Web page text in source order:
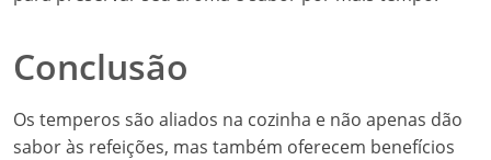
Conclusão
Os temperos são aliados na cozinha e não apenas dão
sabor às refeições, mas também oferecem benefícios